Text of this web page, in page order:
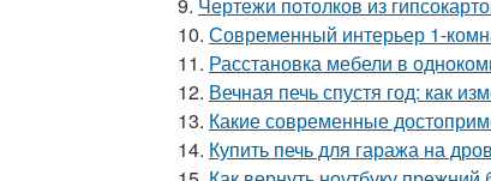
10. Современный интерьер 1-
11. Расстановка мебели в
12. Вечная печь спустя год: как
13. Какие современные
14. Купить печь для гаража на